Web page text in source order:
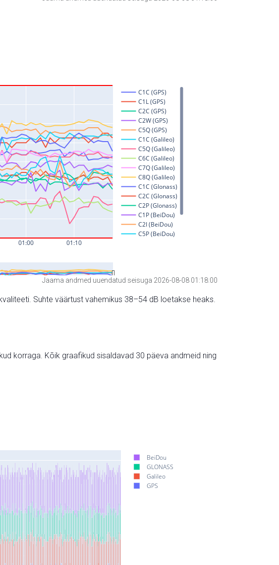
Jaama andmed uuendatud seisuga 2026-08-08 01:18:00
Suhte väärtust vahemikus 38–54 dB loetakse heaks.
korraga. Kõik graafikud sisaldavad 30 päeva andmeid ning
BeiDou
GLONASS
Galileo
GPS